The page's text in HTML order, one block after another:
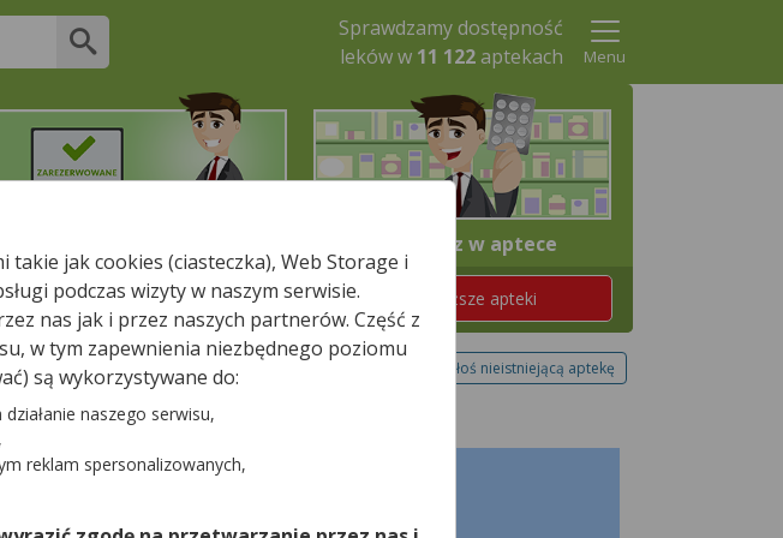
Sprawdzamy dostępność
leków w 11 122aptekach Menu
4. Odbierz w aptece
Znajdź teraz najbliższe apteki
Zgłoś nieistniejącą aptekę
jak cookies (ciasteczka), Web Storage i
podczas wizyty w naszym serwisie.
nas jak i przez naszych partnerów. Część z
w tym zapewnienia niezbędnego poziomu
są wykorzystywane do:
naszego serwisu,
reklam spersonalizowanych,